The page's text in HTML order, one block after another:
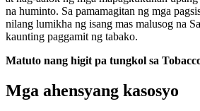
na huminto. Sa pamamagitan ng mga
nilang lumikha ng isang mas malusog na
kaunting paggamit ng tabako.
Matuto nang higit pa tungkol sa
Mga ahensyang kasosyo